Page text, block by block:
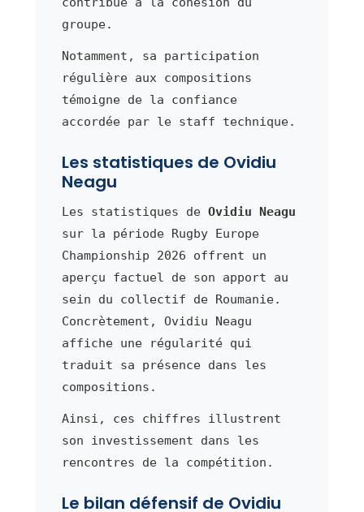
groupe.
Notamment, sa participation
régulière aux compositions
témoigne de la confiance
accordée par le staff technique.
Les statistiques de Ovidiu
Neagu
Les statistiques de Ovidiu Neagu
sur la période Rugby Europe
Championship 2026 offrent un
aperçu factuel de son apport au
sein du collectif de Roumanie.
Concrètement, Ovidiu Neagu
affiche une régularité qui
traduit sa présence dans les
compositions.
Ainsi, ces chiffres illustrent
son investissement dans les
rencontres de la compétition.
Le bilan défensif de Ovidiu